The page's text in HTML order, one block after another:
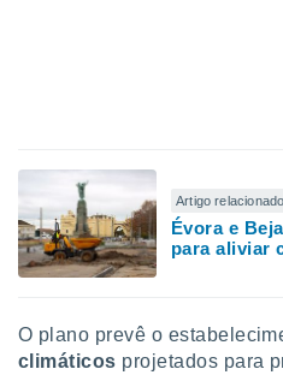
Artigo relacionado
Évora e
para aliviar
O plano prevê o
climáticos projetados para